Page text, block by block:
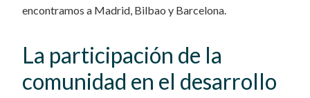
encontramos a Madrid, Bilbao y Barcelona.
La participación de la
comunidad en el desarrollo